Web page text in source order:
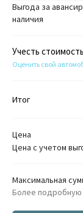
Выгода за
наличия
Учесть
Оценить свой
Итог
Цена
Цена с учетом
Максимальная
Более